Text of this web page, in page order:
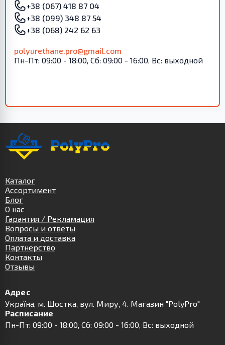
+38 (067) 418 87 04
+38 (099) 348 87 54
+38 (068) 242 62 63
polyurethane.pro@gmail.com
Пн-Пт: 09:00 - 18:00, Сб: 09:00 - 16:00, Вс: выходной
Каталог
Ассортимент
Блог
О нас
Гарантия / Рекламация
Вопросы и ответы
Оплата и доставка
Партнерство
Контакты
Отзывы
Адрес
Українa, м. Шостка, вул. Миру, 4. Магазин "PolyPro"
Расписание
Пн-Пт: 09:00 - 18:00, Сб: 09:00 - 16:00, Вс: выходной